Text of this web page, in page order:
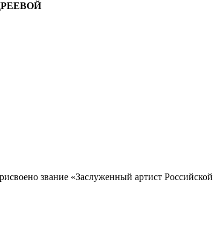
звание «Заслуженный артист